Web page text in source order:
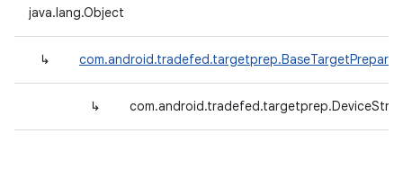
java.lang.Object
↳ com.android.tradefed.targetprep.BaseTargetPreparer
↳